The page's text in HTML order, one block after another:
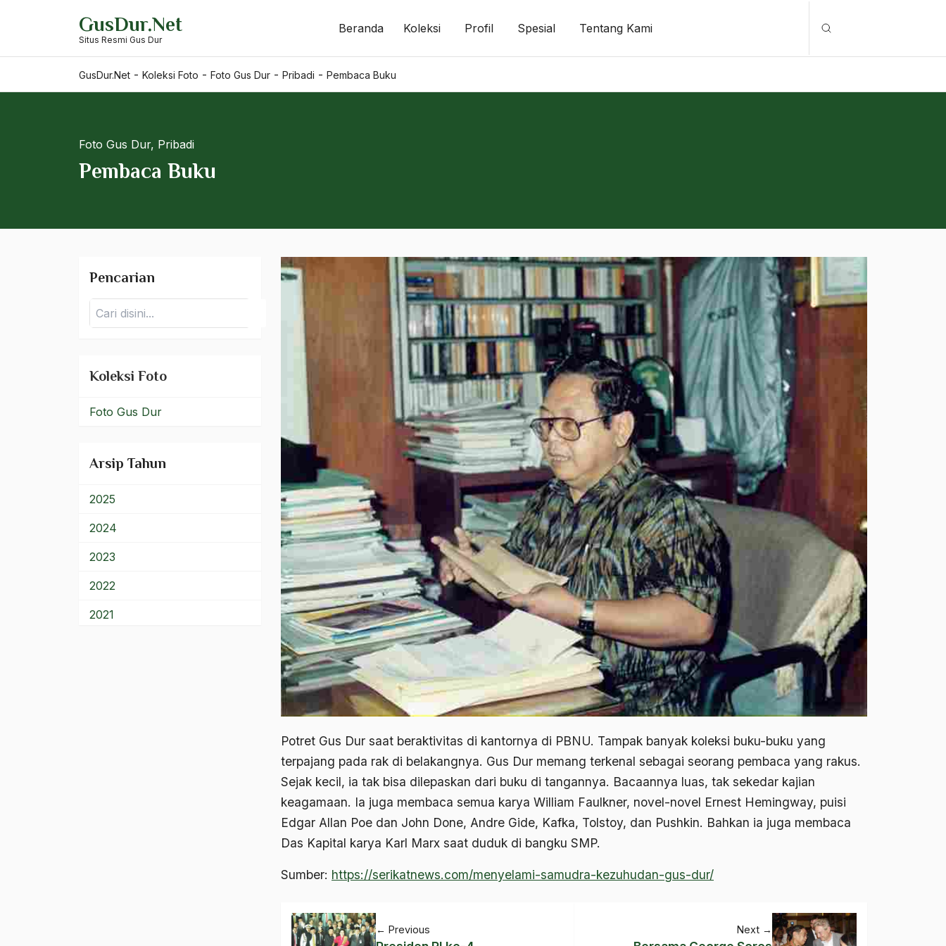
GusDur.Net
Situs Resmi Gus Dur
Beranda Koleksi Profil Spesial Tentang Kami
GusDur.Net - Koleksi Foto - Foto Gus Dur - Pribadi - Pembaca Buku
Foto Gus Dur, Pribadi
Pembaca Buku
Potret Gus Dur saat beraktivitas di kantornya di PBNU. Tampak banyak koleksi buku-buku yang
terpajang pada rak di belakangnya. Gus Dur memang terkenal sebagai seorang pembaca yang rakus.
Sejak kecil, ia tak bisa dilepaskan dari buku di tangannya. Bacaannya luas, tak sekedar kajian
keagamaan. Ia juga membaca semua karya William Faulkner, novel-novel Ernest Hemingway, puisi
Edgar Allan Poe dan John Done, Andre Gide, Kafka, Tolstoy, dan Pushkin. Bahkan ia juga membaca
Das Kapital karya Karl Marx saat duduk di bangku SMP.
Sumber: https://serikatnews.com/menyelami-samudra-kezuhudan-gus-dur/
← Previous Next →
Pencarian
Pencarian
Koleksi Foto
Foto Gus Dur
Arsip Tahun
2025
2024
2023
2022
2021